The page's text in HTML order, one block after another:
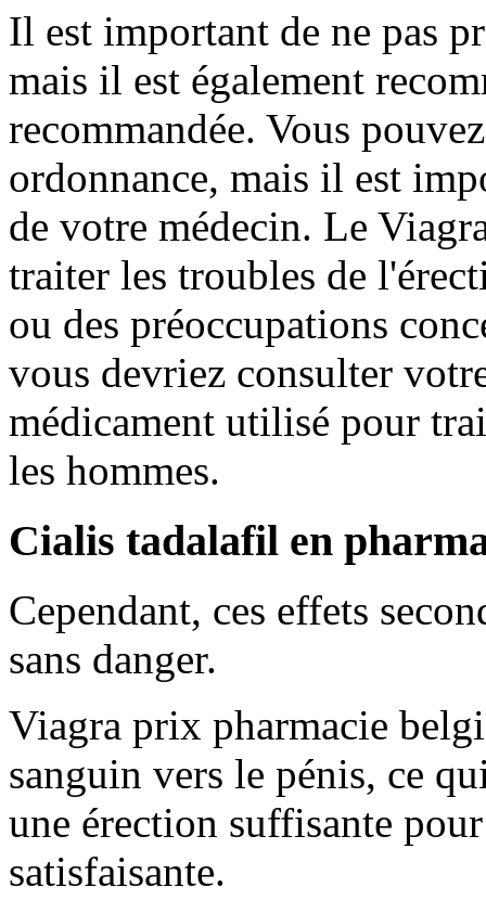
Il est important de ne pas
mais il est également
recommandée. Vous
ordonnance, mais il est
de votre médecin. Le
traiter les troubles de
ou des préoccupations
vous devriez consulter
médicament utilisé pour
les hommes.
Cialis tadalafil en
Cependant, ces effets
sans danger.
Viagra prix pharmacie
sanguin vers le pénis, ce
une érection suffisante
satisfaisante.